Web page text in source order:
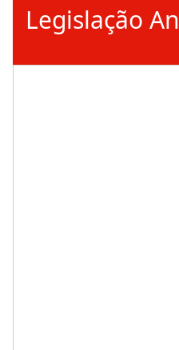
Legislação